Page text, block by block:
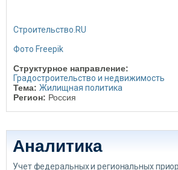
Строительство.RU
Фото Freepik
Структурное направление:
Градостроительство и недвижимость
Тема: Жилищная политика
Регион: Россия
Аналитика
Учет федеральных и региональных